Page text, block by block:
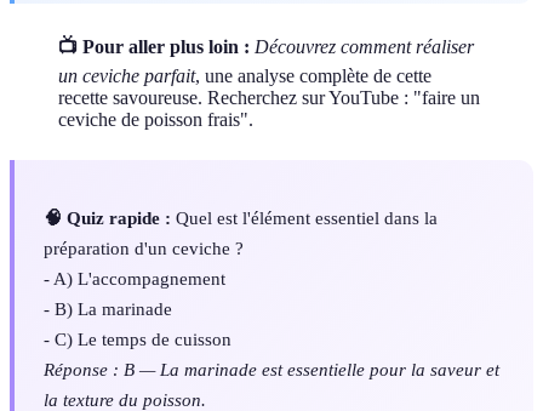
📺 Pour aller plus loin : Découvrez comment réaliser
un ceviche parfait, une analyse complète de cette
recette savoureuse. Recherchez sur YouTube : "faire un
ceviche de poisson frais".
🧠 Quiz rapide : Quel est l'élément essentiel dans la
préparation d'un ceviche ?
- A) L'accompagnement
- B) La marinade
- C) Le temps de cuisson
Réponse : B — La marinade est essentielle pour la saveur et
la texture du poisson.